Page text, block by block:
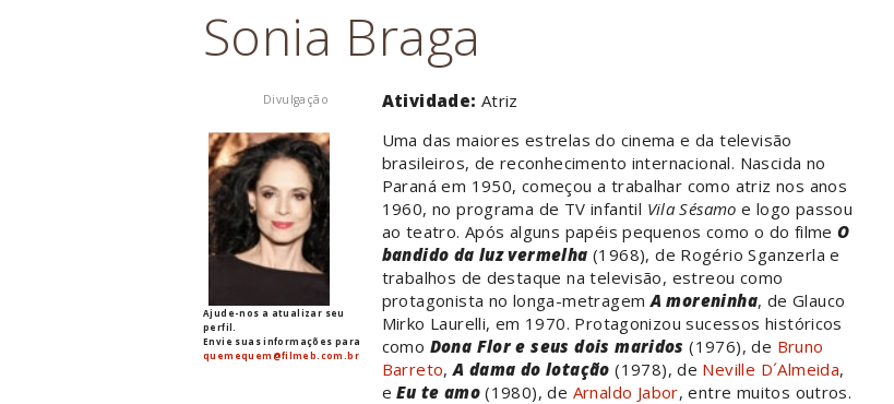
Sonia Braga
Divulgação
Ajude-nos a atualizar seu
perfil.
Envie suas informações para
quemequem@filmeb.com.br
Atividade: Atriz
Uma das maiores estrelas do cinema e da televisão
brasileiros, de reconhecimento internacional. Nascida no
Paraná em 1950, começou a trabalhar como atriz nos anos
1960, no programa de TV infantil Vila Sésamo e logo passou
ao teatro. Após alguns papéis pequenos como o do filmeO
bandido da luz vermelha (1968), de Rogério Sganzerla e
trabalhos de destaque na televisão, estreou como
protagonista no longa-metragemA moreninha, de Glauco
Mirko Laurelli, em 1970. Protagonizou sucessos históricos
como Dona Flor e seus dois maridos (1976), de Bruno
Barreto,A dama do lotação (1978), de Neville D´Almeida,
eEu te amo(1980), de Arnaldo Jabor, entre muitos outros.